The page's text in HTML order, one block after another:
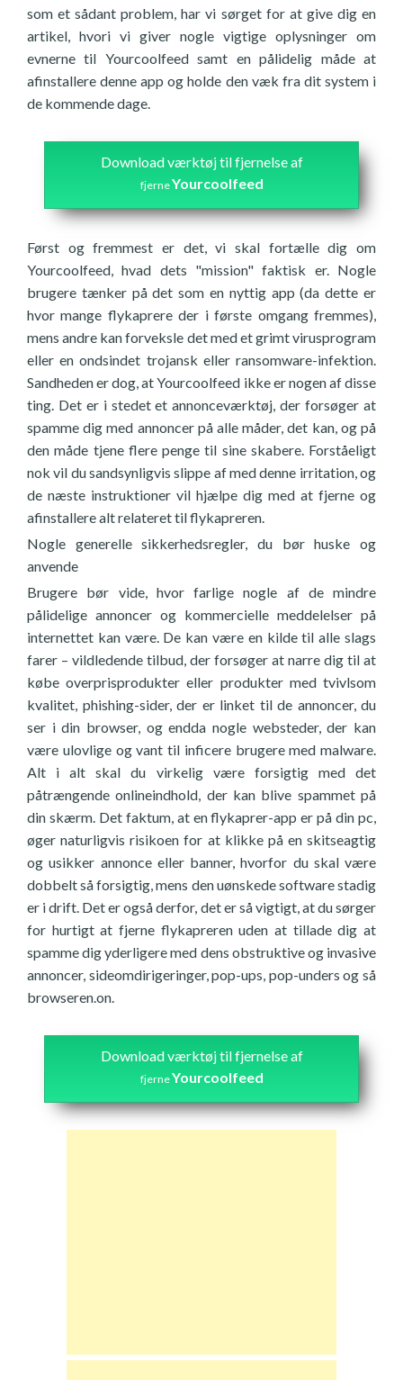
som et sådant problem, har vi sørget for at give dig en
artikel, hvori vi giver nogle vigtige oplysninger om
evnerne til Yourcoolfeed samt en pålidelig måde at
afinstallere denne app og holde den væk fra dit system i
de kommende dage.
Download værktøj til fjernelse af
fjerneYourcoolfeed
Først og fremmest er det, vi skal fortælle dig om
Yourcoolfeed, hvad dets "mission" faktisk er. Nogle
brugere tænker på det som en nyttig app (da dette er
hvor mange flykaprere der i første omgang fremmes),
mens andre kan forveksle det med et grimt virusprogram
eller en ondsindet trojansk eller ransomware-infektion.
Sandheden er dog, at Yourcoolfeed ikke er nogen af disse
ting. Det er i stedet et annonceværktøj, der forsøger at
spamme dig med annoncer på alle måder, det kan, og på
den måde tjene flere penge til sine skabere. Forståeligt
nok vil du sandsynligvis slippe af med denne irritation, og
de næste instruktioner vil hjælpe dig med at fjerne og
afinstallere alt relateret til flykapreren.
Nogle generelle sikkerhedsregler, du bør huske og
anvende
Brugere bør vide, hvor farlige nogle af de mindre
pålidelige annoncer og kommercielle meddelelser på
internettet kan være. De kan være en kilde til alle slags
farer – vildledende tilbud, der forsøger at narre dig til at
købe overprisprodukter eller produkter med tvivlsom
kvalitet, phishing-sider, der er linket til de annoncer, du
ser i din browser, og endda nogle websteder, der kan
være ulovlige og vant til inficere brugere med malware.
Alt i alt skal du virkelig være forsigtig med det
påtrængende onlineindhold, der kan blive spammet på
din skærm. Det faktum, at en flykaprer-app er på din pc,
øger naturligvis risikoen for at klikke på en skitseagtig
og usikker annonce eller banner, hvorfor du skal være
dobbelt så forsigtig, mens den uønskede software stadig
er i drift. Det er også derfor, det er så vigtigt, at du sørger
for hurtigt at fjerne flykapreren uden at tillade dig at
spamme dig yderligere med dens obstruktive og invasive
annoncer, sideomdirigeringer, pop-ups, pop-unders og så
browseren.on.
Download værktøj til fjernelse af
fjerneYourcoolfeed